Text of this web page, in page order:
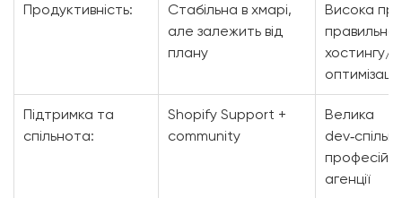
Продуктивність:
Стабільна в хмарі,
але залежить від
плану
Висока при
хостингу/
оптимізації
Підтримка та
спільнота:
Shopify Support +
community
Велика
професійні
агенції